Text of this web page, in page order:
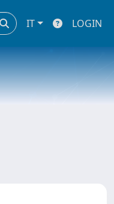
IT LOGIN